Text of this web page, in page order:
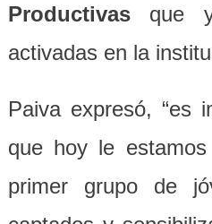
Productivasque
activadas en la
Paiva expresó, “es
que hoy le
primer grupo de